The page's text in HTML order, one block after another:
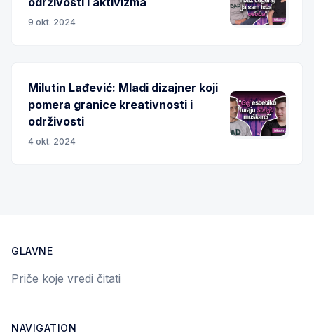
9 okt. 2024
Milutin Lađević: Mladi dizajner koji
pomera granice kreativnosti i
održivosti
4 okt. 2024
GLAVNE
Priče koje vredi čitati
NAVIGATION